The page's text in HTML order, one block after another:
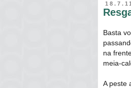
18.7.11
Basta
na
meia-
A peste